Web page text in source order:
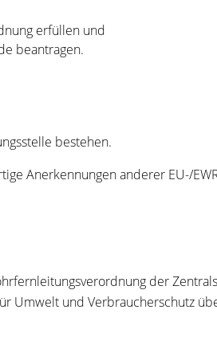
erfüllen und
beantragen.
bestehen.
Anerkennungen anderer EU-/
der
Umwelt und Verbraucherschutz